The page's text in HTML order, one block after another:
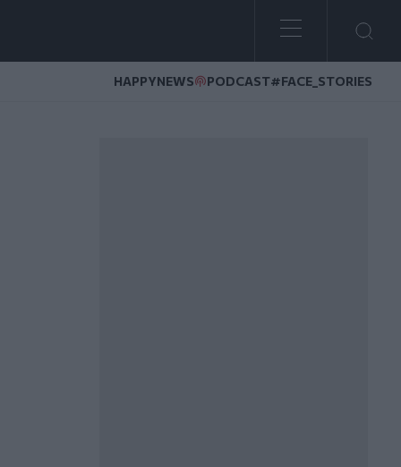
HAPPYNEWS PODCAST#FACE_STORIES